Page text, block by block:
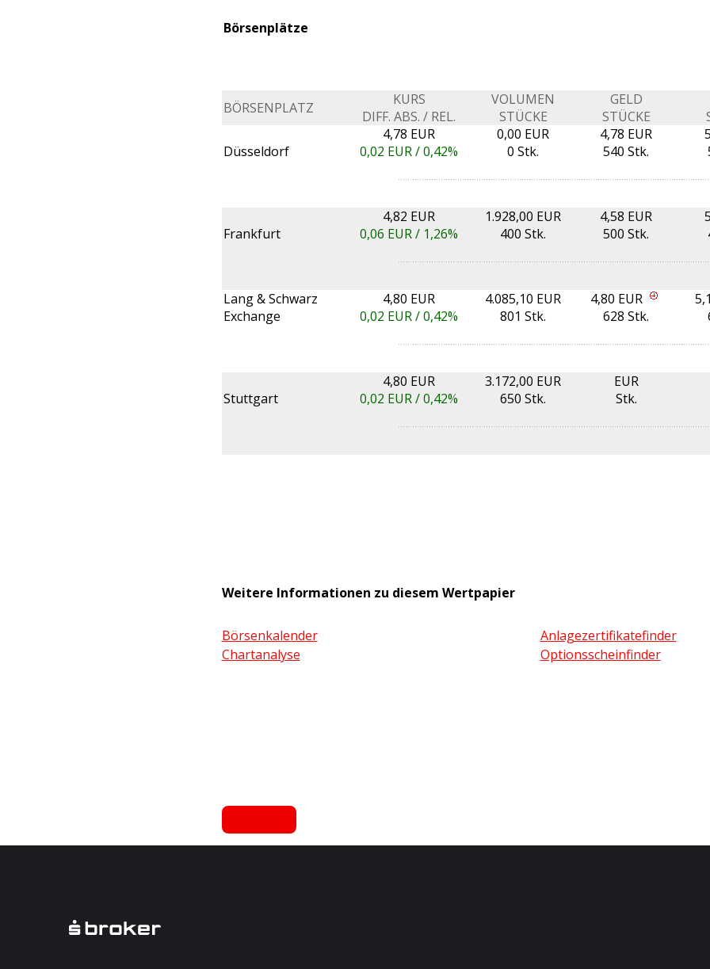
Börsenplätze
BÖRSENPLATZ
KURS
DIFF. ABS. / REL.
VOLUMEN
STÜCKE
GELD
STÜCKE
Düsseldorf
4,78 EUR
0,02 EUR /0,42%
0,00 EUR
0 Stk.
4,78 EUR
540 Stk.
Frankfurt
4,82 EUR
0,06 EUR / 1,26%
1.928,00 EUR
400 Stk.
4,58 EUR
500 Stk.
Lang & Schwarz
Exchange
4,80 EUR
0,02 EUR /0,42%
4.085,10 EUR
801 Stk.
4,80 EUR
628 Stk.
Stuttgart
4,80 EUR
0,02 EUR /0,42%
3.172,00 EUR
650 Stk.
EUR
Stk.
Weitere Informationen zu diesem Wertpapier
Börsenkalender
Chartanalyse
Anlagezertifikatefinder
Optionsscheinfinder